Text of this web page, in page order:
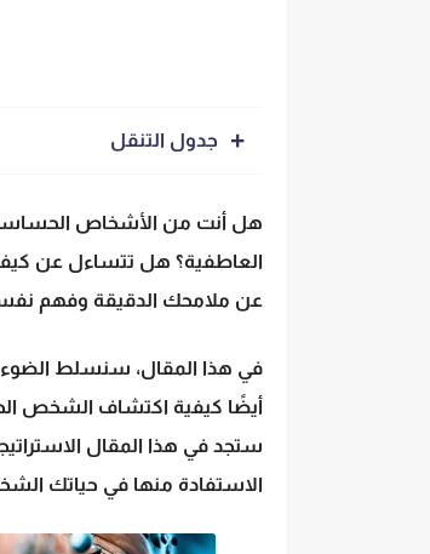
جدول التنقل
هل أنت من الأشخاص
العاطفية؟ هل تتساءل عن
عن ملامحك الدقيقة وفهم
في هذا المقال، سنسلط
أيضًا كيفية اكتشاف الشخص
ستجد في هذا المقال
الاستفادة منها في حياتك